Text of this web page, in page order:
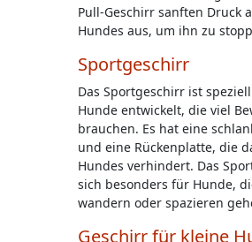
Pull-Geschirr sanften Druck
Hundes aus, um ihn zu
Sportgeschirr
Das Sportgeschirr ist
Hunde entwickelt, die viel
brauchen. Es hat eine
und eine Rückenplatte, die
Hundes verhindert. Das
sich besonders für Hunde,
wandern oder spazieren
Geschirr für kleine